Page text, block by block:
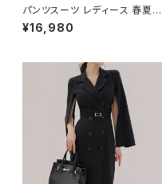
パンツスーツ レディース 春夏
秋冬 春 夏 秋 冬 黒 紺 スーツ
上下セット 2点セット ジャケット
ビジネススーツ ロング パンツス
ーツ ロングパンツ ペプラム ノー
カラースーツ ペプラムジャケット
レディーススーツ 大きいサイズ
オフィス OL オフィスカジュアル
ビジネス 結婚式 パーティー お
呼ばれ ブラック ネイビー グレ
ー S M L XL 2XL 3XL 4XL 5
XL 10代 20代 30代 40代 C-
WAW1079
¥16,980